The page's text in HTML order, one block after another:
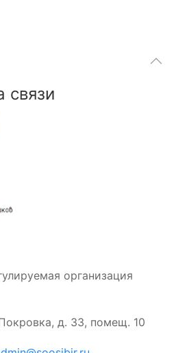
связи
организация
д. 33, помещ. 10